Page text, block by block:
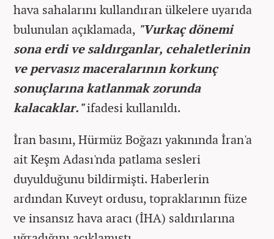
hava sahalarını kullandıran ülkelere uyarıda
bulunulan açıklamada, "Vurkaç dönemi
sona erdi ve saldırganlar, cehaletlerinin
ve pervasız maceralarının korkunç
sonuçlarına katlanmak zorunda
kalacaklar."ifadesi kullanıldı.
İran basını, Hürmüz Boğazı yakınında İran'a
ait Keşm Adası'nda patlama sesleri
duyulduğunu bildirmişti. Haberlerin
ardından Kuveyt ordusu, topraklarının füze
ve insansız hava aracı (İHA) saldırılarına